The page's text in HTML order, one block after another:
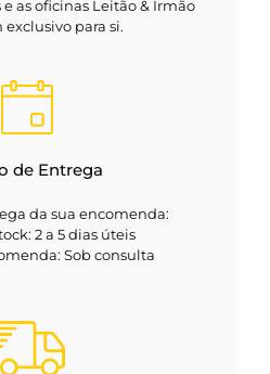
as oficinas Leitão & Irmão
para si.
de Entrega
da sua encomenda:
2 a 5 dias úteis
Sob consulta